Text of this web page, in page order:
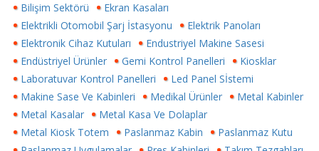
Bilişim Sektörü
Ekran Kasaları
Elektrikli Otomobil Şarj İstasyonu
Elektrik Panoları
Elektronik Cihaz Kutuları
Endustriyel Makine Sasesi
Endüstriyel Ürünler
Gemi Kontrol Panelleri
Kiosklar
Laboratuvar Kontrol Panelleri
Led Panel Sİstemi
Makine Sase Ve Kabinleri
Medikal Ürünler
Metal Kabinler
Metal Kasalar
Metal Kasa Ve Dolaplar
Metal Kiosk Totem
Paslanmaz Kabin
Paslanmaz Kutu